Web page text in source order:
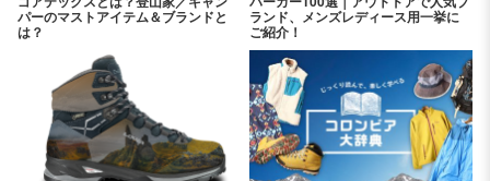
パーのマストアイテム＆ブランドと
は？
ランド、メンズレディース用一挙に
ご紹介！